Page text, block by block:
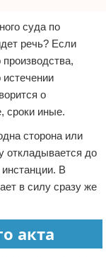
суда по
речь? Если
о
сроки иные.
сторона или
откладывается до
инстанции. В
в силу сразу же
акта